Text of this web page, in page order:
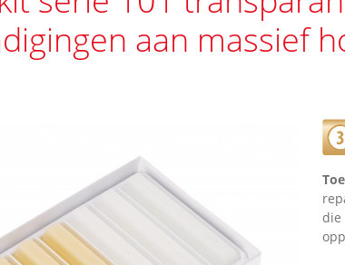
aan massief
die